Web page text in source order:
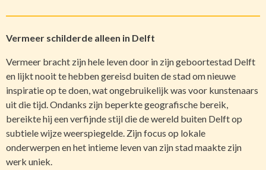
Vermeer schilderde alleen in Delft
Vermeer bracht zijn hele leven door in zijn geboortestad Delft
en lijkt nooit te hebben gereisd buiten de stad om nieuwe
inspiratie op te doen, wat ongebruikelijk was voor kunstenaars
uit die tijd. Ondanks zijn beperkte geografische bereik,
bereikte hij een verfijnde stijl die de wereld buiten Delft op
subtiele wijze weerspiegelde. Zijn focus op lokale
onderwerpen en het intieme leven van zijn stad maakte zijn
werk uniek.